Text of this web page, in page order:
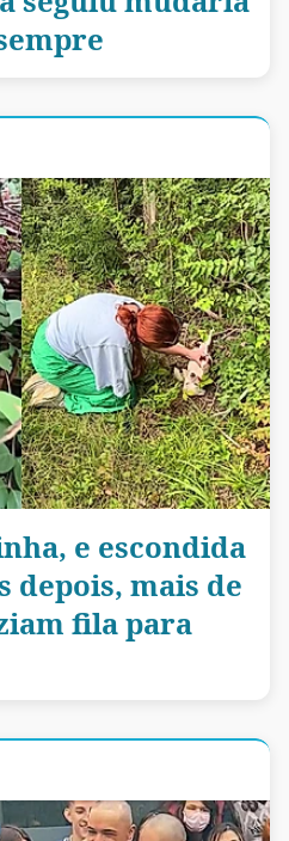
e escondida
depois, mais de
fila para